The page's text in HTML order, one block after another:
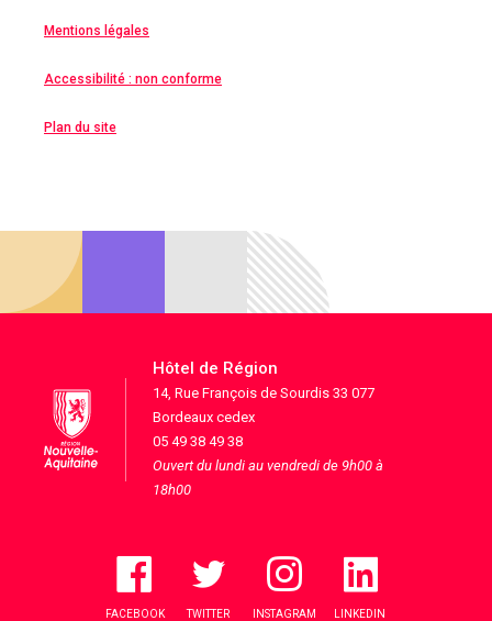
Mentions légales
Accessibilité : non conforme
Plan du site
Hôtel de Région
14, Rue François de Sourdis 33 077
Bordeaux cedex
05 49 38 49 38
Ouvert du lundi au vendredi de 9h00 à
18h00
FACEBOOK TWITTER INSTAGRAM LINKEDIN